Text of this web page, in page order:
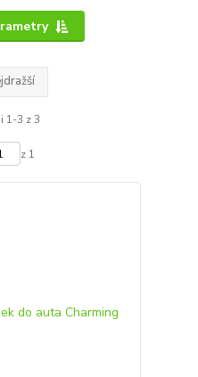
1-3 z 3
z 1